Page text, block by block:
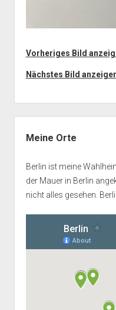
Vorheriges Bild
Nächstes Bild
Meine Orte
Berlin ist meine
der Mauer in Berlin
nicht alles gesehen.